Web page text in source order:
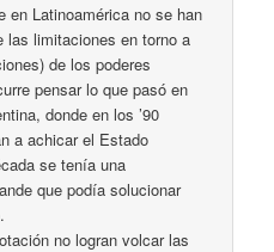
en Latinoamérica no se han
las limitaciones en torno a
de los poderes
pensar lo que pasó en
donde en los ’90
a achicar el Estado
se tenía una
que podía solucionar
no logran volcar las